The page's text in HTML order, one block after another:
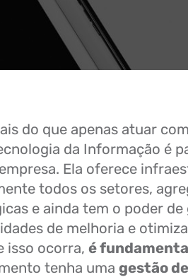
do que apenas atuar
da Informação é
Ela oferece
todos os setores,
e ainda tem o poder de
de melhoria e
isso ocorra, é
tenha uma gestão